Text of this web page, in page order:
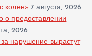
колен» 7 августа, 2026
о предоставлении
2026
нарушение вырастут